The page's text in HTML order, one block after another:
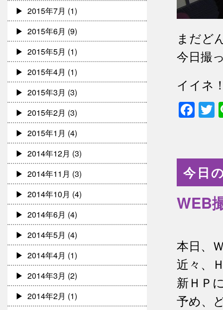
まだど
今日撮
イイネ
今日
WEB
本日、
近々、
新ＨＰ
予め、
2015年7月 (1)
2015年6月 (9)
2015年5月 (1)
2015年4月 (1)
2015年3月 (3)
2015年2月 (3)
2015年1月 (4)
2014年12月 (3)
2014年11月 (3)
2014年10月 (4)
2014年6月 (4)
2014年5月 (4)
2014年4月 (1)
2014年3月 (2)
2014年2月 (1)